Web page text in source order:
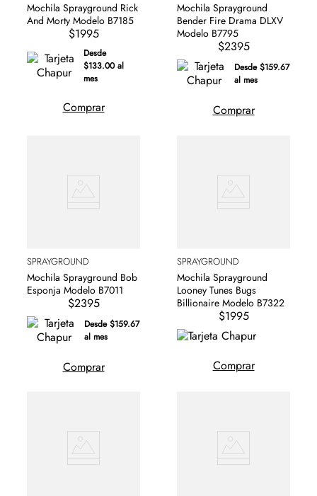
Mochila Sprayground Rick
And Morty Modelo B7185
$1995
Desde
$133.00 al
mes
Comprar
Mochila Sprayground
Bender Fire Drama DLXV
Modelo B7795
$2395
Desde $159.67
al mes
Comprar
SPRAYGROUND
Mochila Sprayground Bob
Esponja Modelo B7011
$2395
Desde $159.67
al mes
Comprar
SPRAYGROUND
Mochila Sprayground
Looney Tunes Bugs
Billionaire Modelo B7322
$1995
Comprar